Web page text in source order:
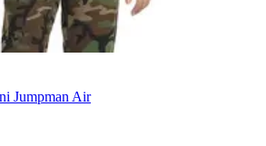
Jumpman Air